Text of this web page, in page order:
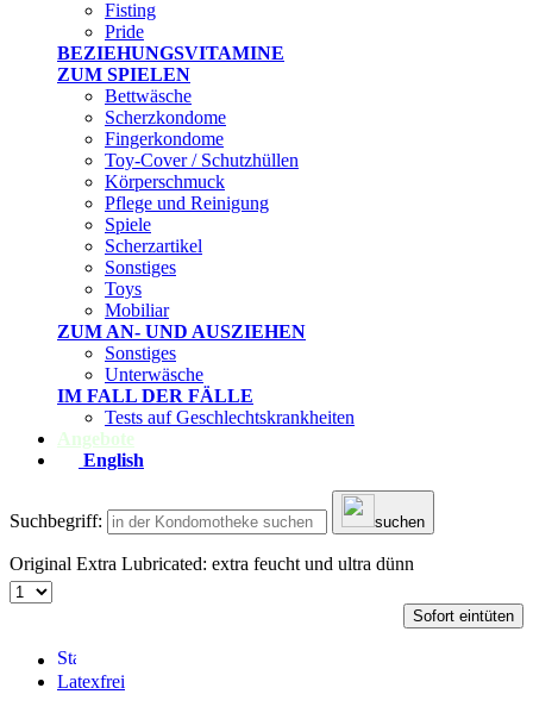
Fisting
Pride
BEZIEHUNGSVITAMINE
ZUM SPIELEN
Bettwäsche
Scherzkondome
Fingerkondome
Toy-Cover / Schutzhüllen
Körperschmuck
Pflege und Reinigung
Spiele
Scherzartikel
Sonstiges
Toys
Mobiliar
ZUM AN- UND AUSZIEHEN
Sonstiges
Unterwäsche
IM FALL DER FÄLLE
Tests auf Geschlechtskrankheiten
Angebote
English
Suchbegriff: suchen
Original Extra Lubricated: extra feucht und ultra dünn
Sofort eintüten
Latexfrei